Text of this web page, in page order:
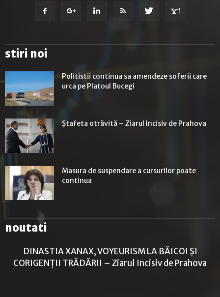
stiri noi
Politistii continua sa amendeze soferii care
urca pe Platoul Bucegi
Ștafeta otrăvită – Ziarul Incisiv de Prahova
Masura de suspendare a cursurilor poate
continua
noutati
DINASTIA XANAX, VOYEURISM LA BĂICOI ȘI
CORIGENȚII TRĂDĂRII – Ziarul Incisiv de Prahova